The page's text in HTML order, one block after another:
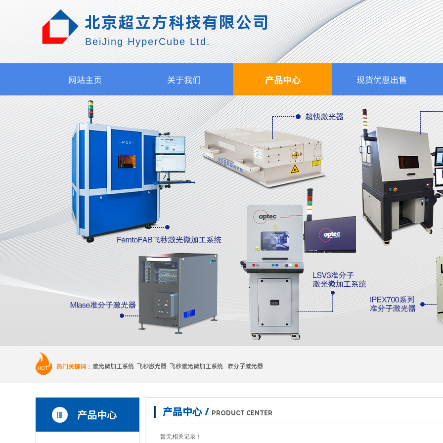
北京超立方科技有限公司
BeiJing HyperCube Ltd.
网站主页 关于我们 产品中心 现货优惠出售
激光微加工系统 飞秒激光器 飞秒激光微加工系统 准分子激光器
热门关键词：
HOT
产品中心 / PRODUCT CENTER
暂无相关记录！
产品中心